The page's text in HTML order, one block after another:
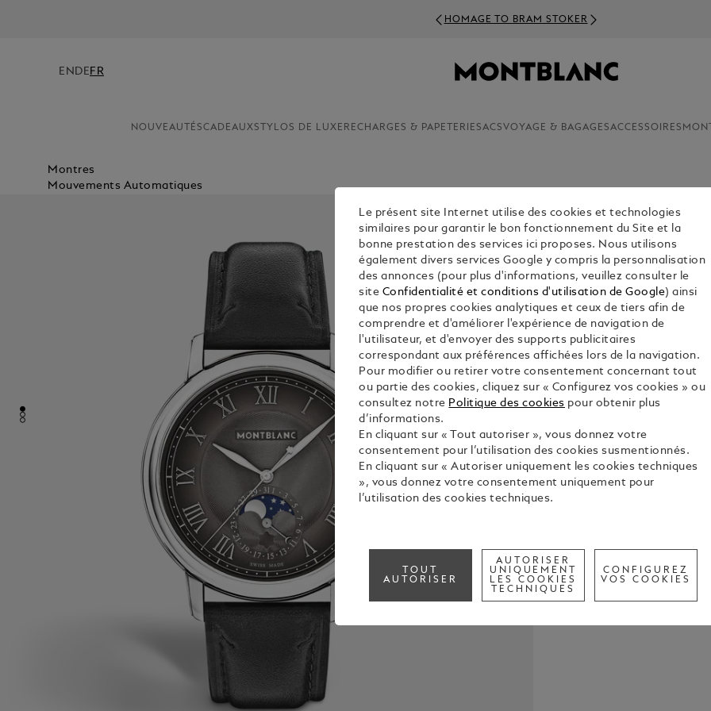
HOMAGE TO BRAM STOKER
EN DE FR
NOUVEAUTÉSCADEAUXSTYLOS DE LUXE RECHARGES & PAPETERIESACSVOYAGE & BAGAGESACCESSOIRES
Montres
Mouvements Automatiques
MM
CHF
La
de design
niveau
anthracite
guilloché,
lune avec
boîtier en
avec un
masse
Voir tous
Call
Le présent site Internet utilise des cookies et technologies
similaires pour garantir le bon fonctionnement du Site et la
bonne prestation des services ici proposes. Nous utilisons
également divers services Google y compris la personnalisation
des annonces (pour plus d'informations, veuillez consulter le
site Confidentialité et conditions d'utilisation de Google) ainsi
que nos propres cookies analytiques et ceux de tiers afin de
comprendre et d'améliorer l'expérience de navigation de
l'utilisateur, et d'envoyer des supports publicitaires
correspondant aux préférences affichées lors de la navigation.
Pour modifier ou retirer votre consentement concernant tout
ou partie des cookies, cliquez sur « Configurez vos cookies » ou
consultez notre Politique des cookies pour obtenir plus
d’informations.
En cliquant sur « Tout autoriser », vous donnez votre
consentement pour l’utilisation des cookies susmentionnés.
En cliquant sur « Autoriser uniquement les cookies techniques
», vous donnez votre consentement uniquement pour
l’utilisation des cookies techniques.
TOUT
AUTORISER
AUTORISER
UNIQUEMENT
LES COOKIES
TECHNIQUES
CONFIGUREZ
VOS COOKIES